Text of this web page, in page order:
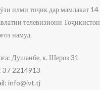
илми тоҷик дар мамлакат
телевизиони
намуд.
Душанбе, к. Шероз 31
37 2214913
info@ivt.tj